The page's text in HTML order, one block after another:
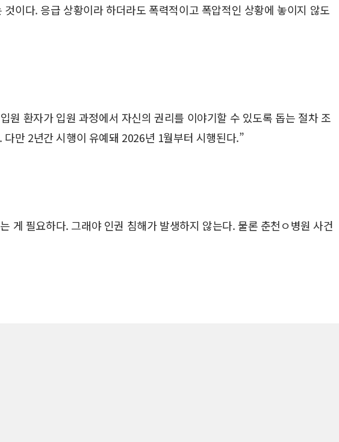
이다. 응급 상황이라 하더라도 폭력적이고 폭압적인 상황에 놓이지 않도
환자가 입원 과정에서 자신의 권리를 이야기할 수 있도록 돕는 절차 조
만 2년간 시행이 유예돼 2026년 1월부터 시행된다.”
게 필요하다. 그래야 인권 침해가 발생하지 않는다. 물론 춘천ㅇ병원 사건